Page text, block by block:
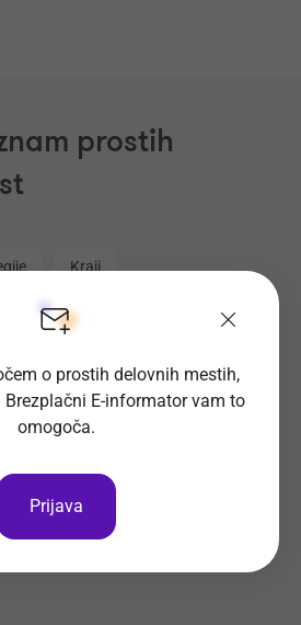
prostih
Kraji
(319)
(202)
(131)
Telekomunikacije
o prostih delovnih mestih,
Brezplačni E-informator vam to
omogoča.
Prijava